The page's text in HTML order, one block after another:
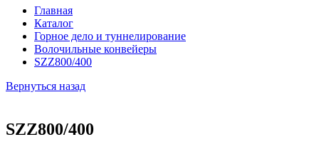
Главная
Каталог
Горное дело и туннелирование
Волочильные конвейеры
SZZ800/400
Вернуться назад
SZZ800/400